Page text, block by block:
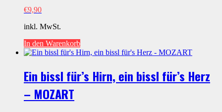
€9,90
inkl. MwSt.
In den Warenkorb
Ein bissl für’s Hirn, ein bissl für’s Herz
– MOZART